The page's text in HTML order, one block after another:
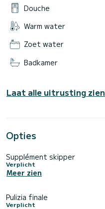
Douche
Warm water
Zoet water
Badkamer
Laat alle uitrusting zien
Opties
Supplément skipper
Verplicht
Meer zien
Pulizia finale
Verplicht